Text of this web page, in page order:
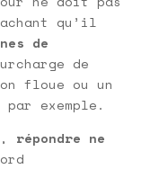
qu’il
de
de
floue ou un
par exemple.
répondre ne